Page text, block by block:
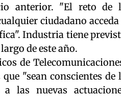
anterior. "El reto de
ciudadano acceda
Industria tiene
de este año.
de
"sean conscientes de
las nuevas